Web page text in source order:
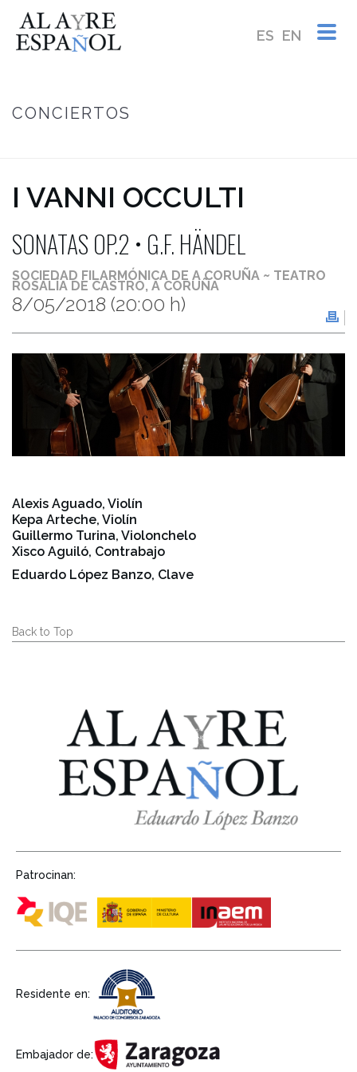
ES EN
CONCIERTOS
I VANNI OCCULTI
SONATAS OP.2 • G.F. HÄNDEL
SOCIEDAD FILARMÓNICA DE A CORUÑA ~ TEATRO
ROSALÍA DE CASTRO, A CORUÑA
8/05/2018 (20:00 h)
Alexis Aguado, Violín
Kepa Arteche, Violín
Guillermo Turina, Violonchelo
Xisco Aguiló, Contrabajo
Eduardo López Banzo, Clave
Back to Top
Patrocinan:
Residente en:
Embajador de: